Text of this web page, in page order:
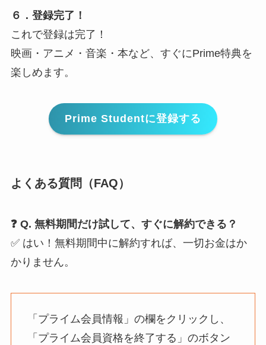
６．登録完了！
これで登録は完了！
映画・アニメ・音楽・本など、すぐにPrime特典を
楽しめます。
Prime Studentに登録する
よくある質問（FAQ）
❓ Q. 無料期間だけ試して、すぐに解約できる？
✅ はい！無料期間中に解約すれば、一切お金はか
かりません。
「プライム会員情報」の欄をクリックし、
「プライム会員資格を終了する」のボタン